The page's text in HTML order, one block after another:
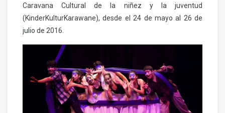
Caravana Cultural de la niñez y la juventud
(KinderKulturKarawane), desde el 24 de mayo al 26 de
julio de 2016.